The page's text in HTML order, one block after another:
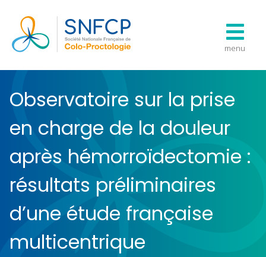
menu
Observatoire sur la prise
en charge de la douleur
après hémorroïdectomie :
résultats préliminaires
d’une étude française
multicentrique